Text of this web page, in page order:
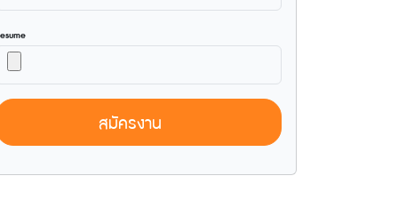
สมัครงาน